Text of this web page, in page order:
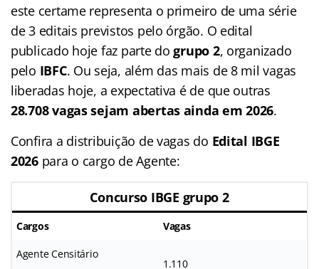
este certame representa o primeiro de uma série
de 3 editais previstos pelo órgão. O edital
publicado hoje faz parte dogrupo 2, organizado
pelo IBFC. Ou seja, além das mais de 8 mil vagas
liberadas hoje, a expectativa é de que outras
28.708 vagas sejam abertas ainda em 2026.
Confira a distribuição de vagas do Edital IBGE
2026para o cargo de Agente:
Concurso IBGE grupo 2
Cargos Vagas
Agente Censitário
1.110